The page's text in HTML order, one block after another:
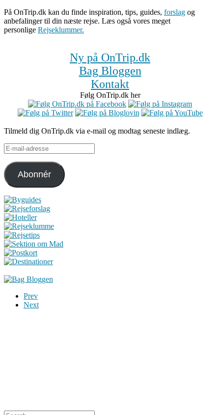
På OnTrip.dk kan du finde inspiration, tips, guides, forslag og
anbefalinger til din næste rejse. Læs også vores meget
personlige Rejseklummer.
Ny på OnTrip.dk
Bag Bloggen
Kontakt
Følg OnTrip.dk her
Tilmeld dig OnTrip.dk via e-mail og modtag seneste indlæg.
E-
mail-
adresse
Abonnér
Prev
Next